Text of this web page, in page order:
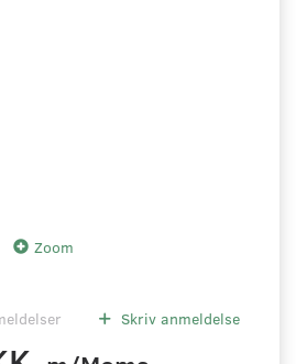
Zoom
Skriv anmeldelse